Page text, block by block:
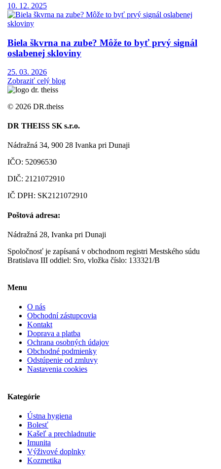
10. 12. 2025
Biela škvrna na zube? Môže to byť prvý signál
oslabenej skloviny
25. 03. 2026
Zobraziť celý blog
© 2026 DR.theiss
DR THEISS SK s.r.o.
Nádražná 34, 900 28 Ivanka pri Dunaji
IČO: 52096530
DIČ: 2121072910
IČ DPH: SK2121072910
Poštová adresa:
Nádražná 28, Ivanka pri Dunaji
Spoločnosť je zapísaná v obchodnom registri Mestského súdu
Bratislava III oddiel: Sro, vložka číslo: 133321/B
Menu
O nás
Obchodní zástupcovia
Kontakt
Doprava a platba
Ochrana osobných údajov
Obchodné podmienky
Odstúpenie od zmluvy
Nastavenia cookies
Kategórie
Ústna hygiena
Bolesť
Kašeľ a prechladnutie
Imunita
Výživové doplnky
Kozmetika